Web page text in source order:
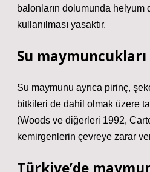
balonların dolumunda helyum
kullanılması yasaktır.
Su
Su maymunu ayrıca pirinç,
bitkileri de dahil olmak üzere
(Woods ve diğerleri 1992,
kemirgenlerin çevreye zarar
Türkiye’de